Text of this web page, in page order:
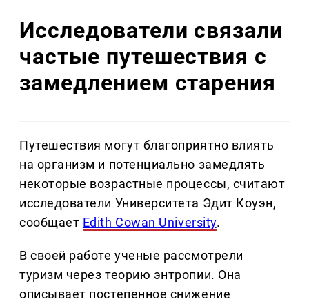
Исследователи связали
частые путешествия с
замедлением старения
Путешествия могут благоприятно влиять
на организм и потенциально замедлять
некоторые возрастные процессы, считают
исследователи Университета Эдит Коуэн,
сообщает Edith Cowan University.
В своей работе ученые рассмотрели
туризм через теорию энтропии. Она
описывает постепенное снижение